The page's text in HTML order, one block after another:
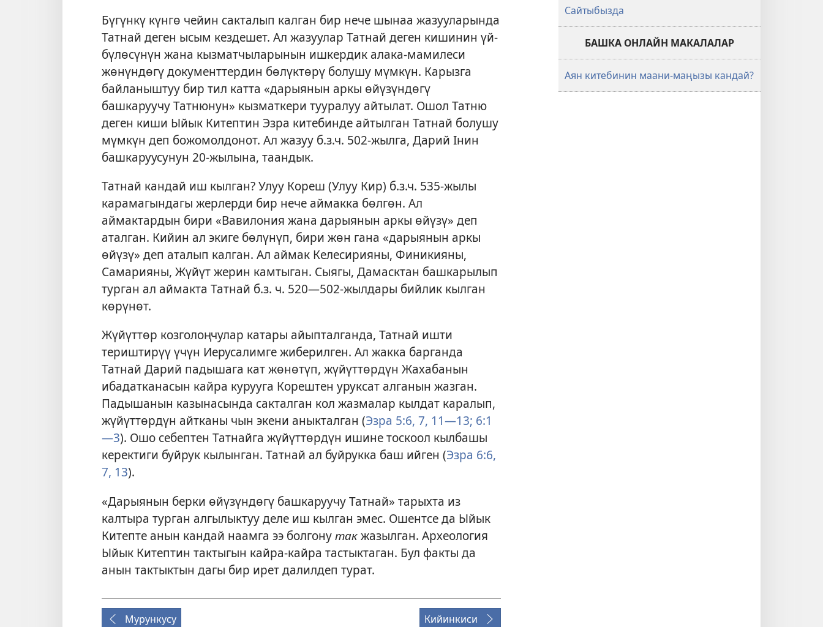
Бүгүнкү күнгө чейин сакталып калган бир нече шынаа жазууларында
Татнай деген ысым кездешет. Ал жазуулар Татнай деген кишинин үй-
бүлөсүнүн жана кызматчыларынын ишкердик алака-мамилеси
жөнүндөгү документтердин бөлүктөрү болушу мүмкүн. Карызга
байланыштуу бир тил катта «дарыянын аркы өйүзүндөгү
башкаруучу Татнюнун» кызматкери тууралуу айтылат. Ошол Татню
деген киши Ыйык Китептин Эзра китебинде айтылган Татнай болушу
мүмкүн деп божомолдонот. Ал жазуу б.з.ч. 502-жылга, Дарий Iнин
башкаруусунун 20-жылына, таандык.
Татнай кандай иш кылган? Улуу Кореш (Улуу Кир) б.з.ч. 535-жылы
карамагындагы жерлерди бир нече аймакка бөлгөн. Ал
аймактардын бири «Вавилония жана дарыянын аркы өйүзү» деп
аталган. Кийин ал экиге бөлүнүп, бири жөн гана «дарыянын аркы
өйүзү» деп аталып калган. Ал аймак Келесирияны, Финикияны,
Самарияны, Жүйүт жерин камтыган. Сыягы, Дамасктан башкарылып
турган ал аймакта Татнай б.з. ч. 520—502-жылдары бийлик кылган
көрүнөт.
Жүйүттөр козголоңчулар катары айыпталганда, Татнай ишти
териштирүү үчүн Иерусалимге жиберилген. Ал жакка барганда
Татнай Дарий падышага кат жөнөтүп, жүйүттөрдүн Жахабанын
ибадатканасын кайра курууга Корештен уруксат алганын жазган.
Падышанын казынасында сакталган кол жазмалар кылдат каралып,
жүйүттөрдүн айтканы чын экени аныкталган (Эзра 5:6, 7, 11—13; 6:1
—3). Ошо себептен Татнайга жүйүттөрдүн ишине тоскоол кылбашы
керектиги буйрук кылынган. Татнай ал буйрукка баш ийген (Эзра 6:6,
7, 13).
«Дарыянын берки өйүзүндөгү башкаруучу Татнай» тарыхта из
калтыра турган алгылыктуу деле иш кылган эмес. Ошентсе да Ыйык
Китепте анын кандай наамга ээ болгонутакжазылган. Археология
Ыйык Китептин тактыгын кайра-кайра тастыктаган. Бул факты да
анын тактыктын дагы бир ирет далилдеп турат.
Мурункусу Кийинкиси
Сайтыбызда
БАШКА ОНЛАЙН МАКАЛАЛАР
Аян китебинин маани-маңызы кандай?